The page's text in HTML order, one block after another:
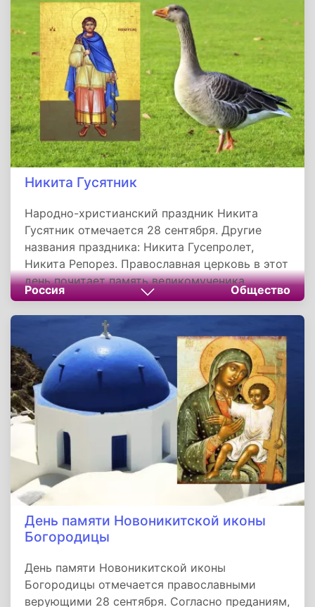
бы глупыми они не казались.
Никита Гусятник
Народно-христианский праздник Никита
Гусятник отмечается 28 сентября. Другие
названия праздника: Никита Гусепролет,
Никита Репорез. Православная церковь в этот
день почитает память великомученика
Никиты Готского, который был гот по
происхождению, родился и проживал на
берегах Дуная. Он принял крещение от
епископа Феофила. Совместно с готским
епископом Вульфилой распространял
христианство среди соплеменников. Воевал в
войсках вождя Фритигерна против язычника
Атанариха.
Россия Общество
День памяти Новоникитской иконы
Богородицы
День памяти Новоникитской иконы
Богородицы отмечается православными
верующими 28 сентября. Согласно преданиям,